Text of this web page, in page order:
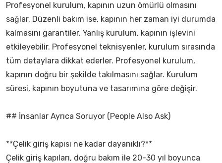
Profesyonel kurulum, kapının uzun ömürlü olmasını
sağlar. Düzenli bakım ise, kapının her zaman iyi durumda
kalmasını garantiler. Yanlış kurulum, kapının işlevini
etkileyebilir. Profesyonel teknisyenler, kurulum sırasında
tüm detaylara dikkat ederler. Profesyonel kurulum,
kapının doğru bir şekilde takılmasını sağlar. Kurulum
süresi, kapının boyutuna ve tasarımına göre değişir.
## İnsanlar Ayrıca Soruyor (People Also Ask)
**Çelik giriş kapısı ne kadar dayanıklı?**
Çelik giriş kapıları, doğru bakım ile 20-30 yıl boyunca